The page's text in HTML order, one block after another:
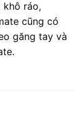
khô ráo,
cũng có
găng tay và